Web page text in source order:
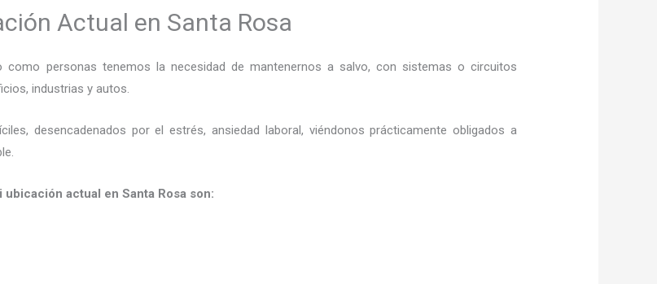
Actual en Santa Rosa
personas tenemos la necesidad de mantenernos a salvo, con sistemas o circuitos
industrias y autos.
desencadenados por el estrés, ansiedad laboral, viéndonos prácticamente obligados a
ubicación actual en Santa Rosa son: